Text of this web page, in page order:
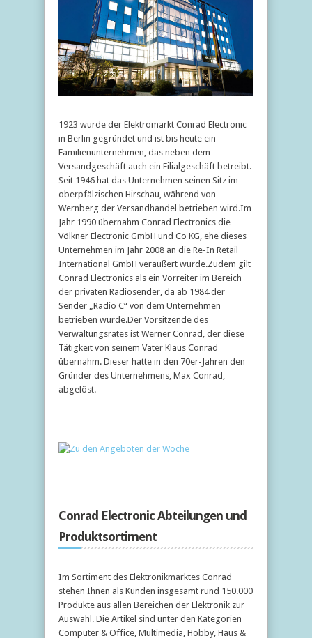
1923 wurde der Elektromarkt Conrad Electronic
in Berlin gegründet und ist bis heute ein
Familienunternehmen, das neben dem
Versandgeschäft auch ein Filialgeschäft betreibt.
Seit 1946 hat das Unternehmen seinen Sitz im
oberpfälzischen Hirschau, während von
Wernberg der Versandhandel betrieben wird.Im
Jahr 1990 übernahm Conrad Electronics die
Völkner Electronic GmbH und Co KG, ehe dieses
Unternehmen im Jahr 2008 an die Re-In Retail
International GmbH veräußert wurde.Zudem gilt
Conrad Electronics als ein Vorreiter im Bereich
der privaten Radiosender, da ab 1984 der
Sender „Radio C“ von dem Unternehmen
betrieben wurde.Der Vorsitzende des
Verwaltungsrates ist Werner Conrad, der diese
Tätigkeit von seinem Vater Klaus Conrad
übernahm. Dieser hatte in den 70er-Jahren den
Gründer des Unternehmens, Max Conrad,
abgelöst.
Conrad Electronic Abteilungen und
Produktsortiment
Im Sortiment des Elektronikmarktes Conrad
stehen Ihnen als Kunden insgesamt rund 150.000
Produkte aus allen Bereichen der Elektronik zur
Auswahl. Die Artikel sind unter den Kategorien
Computer & Office, Multimedia, Hobby, Haus &